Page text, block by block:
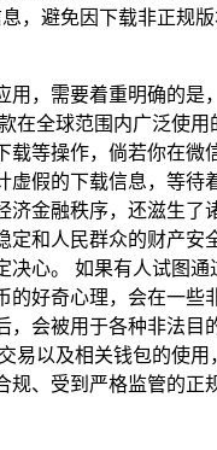
，避免因下载非正规
，需要着重明确的是
在全球范围内广泛使
等操作，倘若你在微
假的下载信息，等待
金融秩序，还滋生了
和人民群众的财产安
心。 如果有人试图
好奇心理，会在一些
会被用于各种非法目
易以及相关钱包的使
、受到严格监管的正